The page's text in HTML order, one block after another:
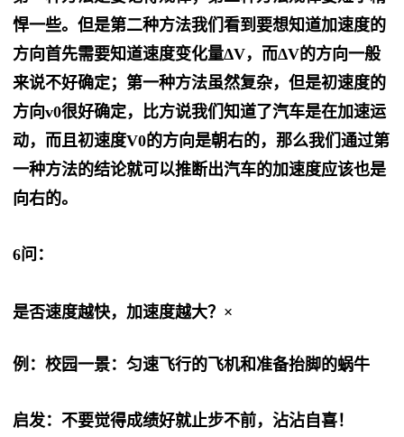
悍一些。但是第二种方法我们看到要想知道加速度的
方向首先需要知道速度变化量ΔV，而ΔV的方向一般
来说不好确定；第一种方法虽然复杂，但是初速度的
方向v0很好确定，比方说我们知道了汽车是在加速运
动，而且初速度V0的方向是朝右的，那么我们通过第
一种方法的结论就可以推断出汽车的加速度应该也是
向右的。
6问：
是否速度越快，加速度越大？×
例：校园一景：匀速飞行的飞机和准备抬脚的蜗牛
启发：不要觉得成绩好就止步不前，沾沾自喜！